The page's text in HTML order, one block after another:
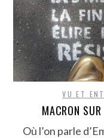
VU ET
MACRON
Où l’on parle